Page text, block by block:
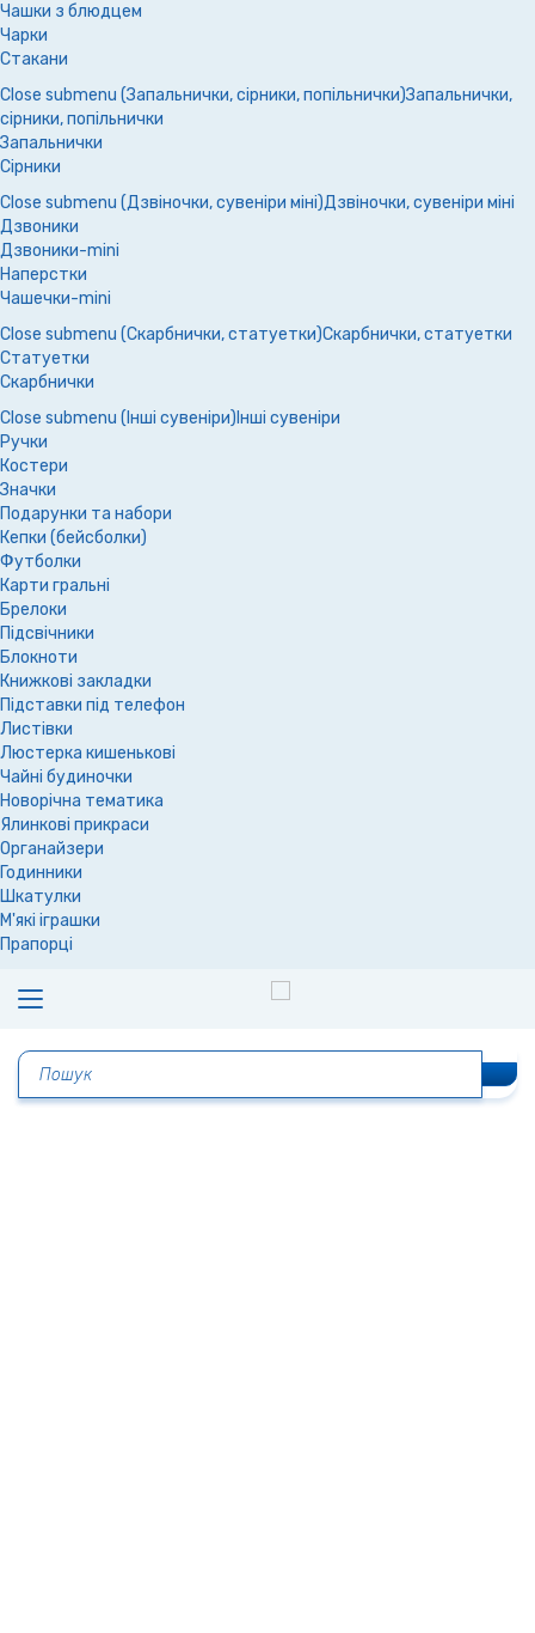
Чашки з блюдцем
Чарки
Стакани
Close submenu (Запальнички, сірники, попільнички)Запальнички,
сірники, попільнички
Запальнички
Сірники
Close submenu (Дзвіночки, сувеніри міні)Дзвіночки, сувеніри міні
Дзвоники
Дзвоники-mini
Наперстки
Чашечки-mini
Close submenu (Скарбнички, статуетки)Скарбнички, статуетки
Статуетки
Скарбнички
Close submenu (Інші сувеніри) Інші сувеніри
Ручки
Костери
Значки
Подарунки та набори
Кепки (бейсболки)
Футболки
Карти гральні
Брелоки
Підсвічники
Блокноти
Книжкові закладки
Підставки під телефон
Листівки
Люстерка кишенькові
Чайні будиночки
Новорічна тематика
Ялинкові прикраси
Органайзери
Годинники
Шкатулки
М'які іграшки
Прапорці